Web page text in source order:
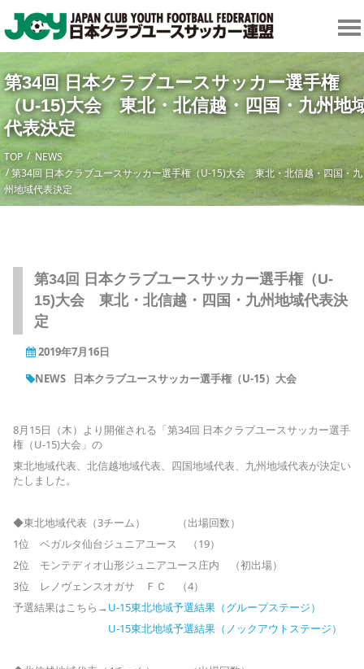
第34回 日本クラブユースサッカー選手権
（U-15)大会 東北・北信越・四国・九州地
代表決定
TOP
NEWS
第34回 日本クラブユースサッカー選手権（U-15)大会 東北・北信越・四国・九
州地域代表決定
第34回 日本クラブユースサッカー選手権（U-
15)大会 東北・北信越・四国・九州地域代表決
定
2019年7月16日
NEWS
日本クラブユースサッカー選手権（U-15）大会
8月15日（木）より開催される「第34回 日本クラブユースサッカー選手
権（U-15)大会」の
東北地域代表、北信越地域代表、四国地域代表、九州地域代表が決定い
たしました。
◆東北地域代表（3チーム） （出場回数）
1位 ベガルタ仙台ジュニアユース （19）
2位 モンテディオ山形ジュニアユース庄内 （初出場）
3位 レノヴェンスオガサ ＦＣ （4）
予選結果はこちら→ U-15東北地域予選結果（グループステージ）
U-15東北地域予選結果（ノックアウトステージ）